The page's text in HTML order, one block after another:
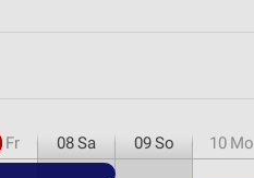
Fr 08Sa 09So 10 Mo